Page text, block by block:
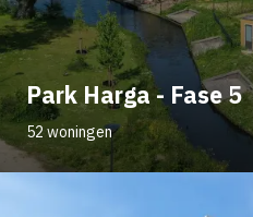
Park Harga - Fase 5
52 woningen